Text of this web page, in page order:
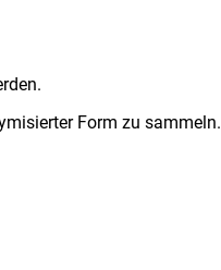
Form zu sammeln.